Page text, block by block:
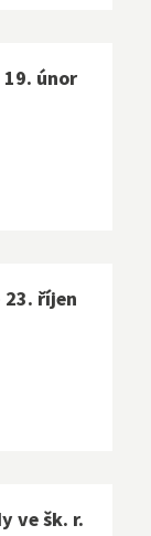
únor
23. říjen
ve šk. r.